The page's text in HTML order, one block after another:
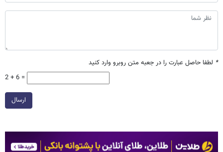
* لطفا حاصل عبارت را در جعبه متن روبرو وارد کنید
2 + 6 =
ارسال